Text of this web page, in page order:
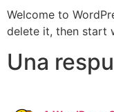
Welcome to
delete it, then start
Una